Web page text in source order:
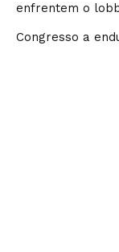
enfrentem o
Congresso a